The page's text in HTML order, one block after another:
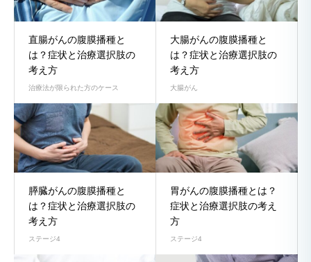
直腸がんの腹膜播種と
は？症状と治療選択肢の
考え方
治療法が限られた方のケース
大腸がんの腹膜播種と
は？症状と治療選択肢の
考え方
大腸がん
膵臓がんの腹膜播種と
は？症状と治療選択肢の
考え方
ステージ4
胃がんの腹膜播種とは？
症状と治療選択肢の考え
方
ステージ4